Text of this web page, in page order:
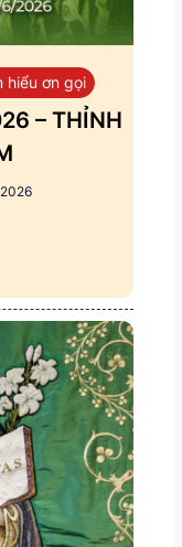
hiểu ơn gọi
– THỈNH